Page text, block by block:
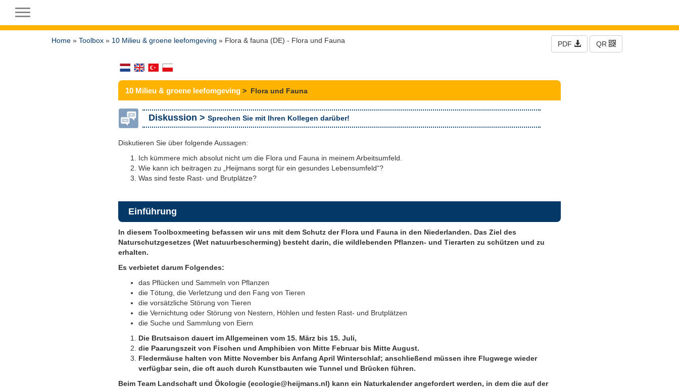
PDF QR
Home » Toolbox » 10 Milieu & groene leefomgeving » Flora & fauna (DE) - Flora und Fauna
10 Milieu & groene leefomgeving > Flora und Fauna
Diskussion > Sprechen Sie mit Ihren Kollegen darüber!
Diskutieren Sie über folgende Aussagen:
Ich kümmere mich absolut nicht um die Flora und Fauna in meinem Arbeitsumfeld.
Wie kann ich beitragen zu „Heijmans sorgt für ein gesundes Lebensumfeld“?
Was sind feste Rast- und Brutplätze?
Einführung
In diesem Toolboxmeeting befassen wir uns mit dem Schutz der Flora und Fauna in den Niederlanden. Das Ziel des
Naturschutzgesetzes (Wet natuurbescherming) besteht darin, die wildlebenden Pflanzen- und Tierarten zu schützen und zu
erhalten.
Es verbietet darum Folgendes:
das Pflücken und Sammeln von Pflanzen
die Tötung, die Verletzung und den Fang von Tieren
die vorsätzliche Störung von Tieren
die Vernichtung oder Störung von Nestern, Höhlen und festen Rast- und Brutplätzen
die Suche und Sammlung von Eiern
Die Brutsaison dauert im Allgemeinen vom 15. März bis 15. Juli,
die Paarungszeit von Fischen und Amphibien von Mitte Februar bis Mitte August.
Fledermäuse halten von Mitte November bis Anfang April Winterschlaf; anschließend müssen ihre Flugwege wieder
verfügbar sein, die oft auch durch Kunstbauten wie Tunnel und Brücken führen.
Beim Team Landschaft und Ökologie (ecologie@heijmans.nl) kann ein Naturkalender angefordert werden, in dem die auf der